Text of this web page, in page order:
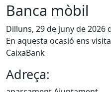
Banca mòbil
Dilluns, 29 de juny de 2026
En aquesta ocasió ens
CaixaBank
Adreça: